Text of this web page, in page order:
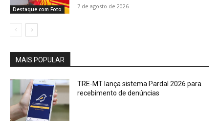
Destaque com Foto 7 de agosto de 2026
MAIS POPULAR
TRE-MT lança sistema Pardal 2026 para
recebimento de denúncias